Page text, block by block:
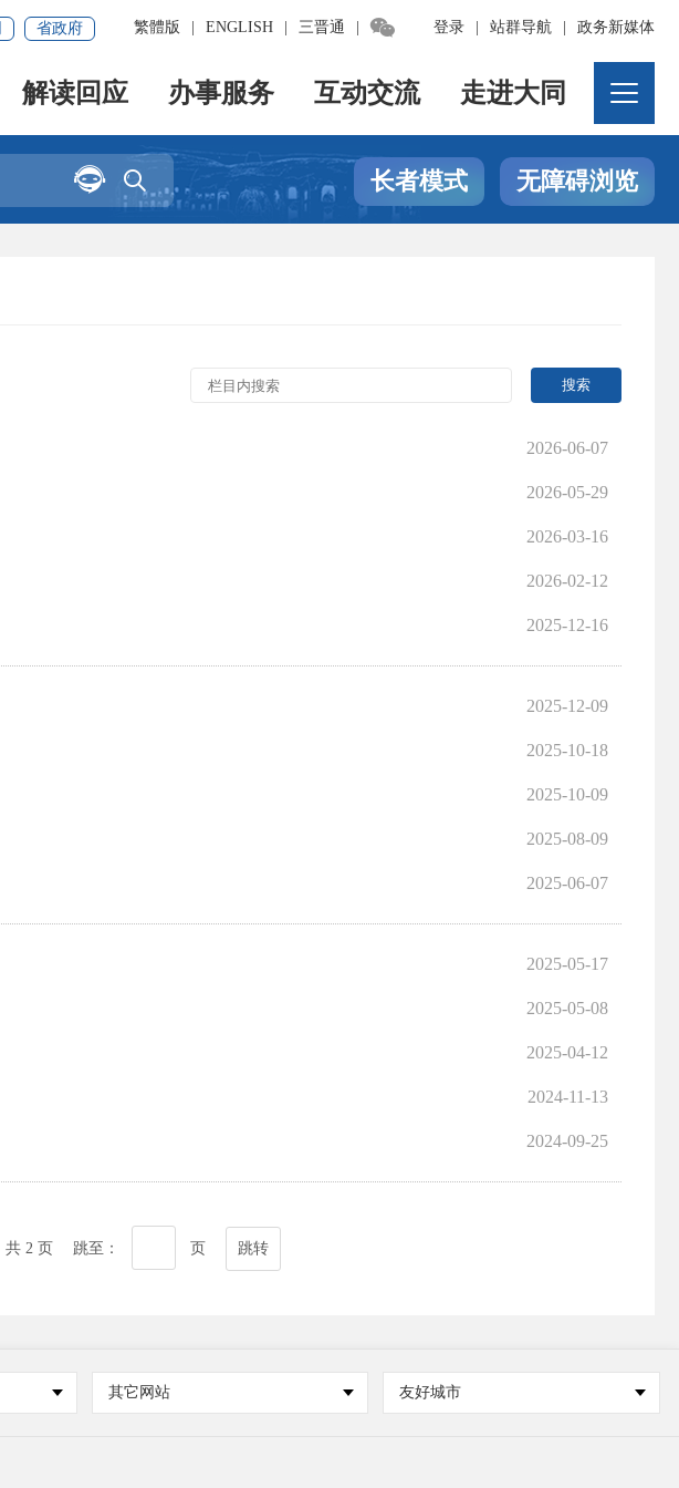
登录 站群导航 政务新媒体
繁體版 ENGLISH 三晋通 
省政府
解读回应 办事服务 互动交流 走进大同

 长者模式 无障碍浏览
2026-06-07
2026-05-29
2026-03-16
2026-02-12
2025-12-16
2025-12-09
2025-10-18
2025-10-09
2025-08-09
2025-06-07
2025-05-17
2025-05-08
2025-04-12
2024-11-13
2024-09-25
共 2 页 跳至： 页 跳转
其它网站 友好城市